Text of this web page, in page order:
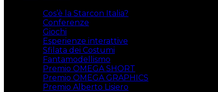
Cos’è la Starcon Italia?
Conferenze
Giochi
Esperienze interattive
Sfilata dei Costumi
Fantamodellismo
Premio OMEGA SHORT
Premio OMEGA GRAPHICS
Premio Alberto Lisiero